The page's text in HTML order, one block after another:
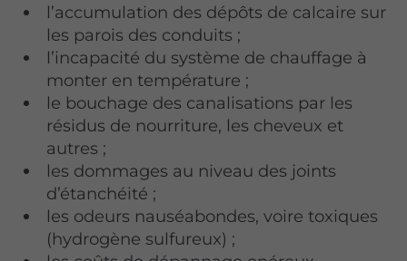
l’accumulation des dépôts de calcaire sur
les parois des conduits ;
l’incapacité du système de chauffage à
monter en température ;
le bouchage des canalisations par les
résidus de nourriture, les cheveux et
autres ;
les dommages au niveau des joints
d’étanchéité ;
les odeurs nauséabondes, voire toxiques
(hydrogène sulfureux) ;